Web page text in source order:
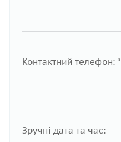
Контактний телефон: *
Зручні дата та час: